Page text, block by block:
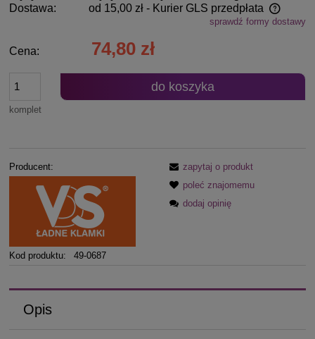
Dostawa:
od 15,00 zł - Kurier GLS przedpłata
Cena nie zawiera ewentualnych kosztów płatnościsprawdź formy dostawy
Cena: 74,80 zł
komplet
do koszyka
Producent:
Kod produktu: 49-0687
zapytaj o produkt
poleć znajomemu
dodaj opinię
Opis